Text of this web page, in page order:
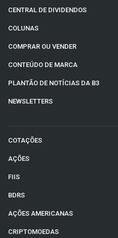
CENTRAL DE DIVIDENDOS
COLUNAS
COMPRAR OU VENDER
CONTEÚDO DE MARCA
PLANTÃO DE NOTÍCIAS DA B3
NEWSLETTERS
COTAÇÕES
AÇÕES
FIIS
BDRS
AÇÕES AMERICANAS
CRIPTOMOEDAS